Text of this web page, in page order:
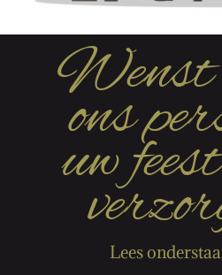
ons
uw
Lees